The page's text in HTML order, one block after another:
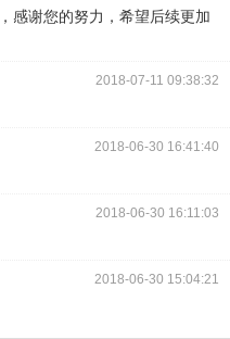
，感谢您的努力，希望后续更加
2018-07-11 09:38:32
2018-06-30 16:41:40
2018-06-30 16:11:03
2018-06-30 15:04:21